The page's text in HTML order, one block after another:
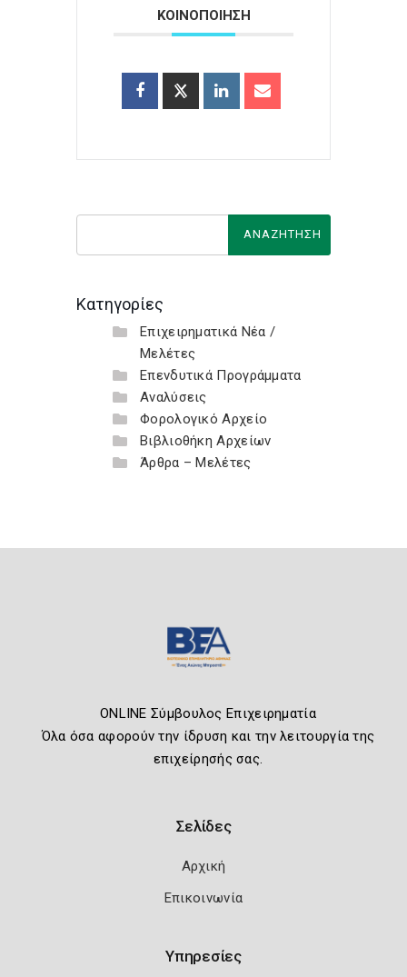
ΚΟΙΝΟΠΟΙΗΣΗ
Κατηγορίες
Επιχειρηματικά Νέα /
Μελέτες
Επενδυτικά Προγράμματα
Αναλύσεις
Φορολογικό Αρχείο
Βιβλιοθήκη Αρχείων
Άρθρα – Μελέτες
ONLINE Σύμβουλος Επιχειρηματία
Όλα όσα αφορούν την ίδρυση και την λειτουργία της
επιχείρησής σας.
Σελίδες
Αρχική
Επικοινωνία
Υπηρεσίες